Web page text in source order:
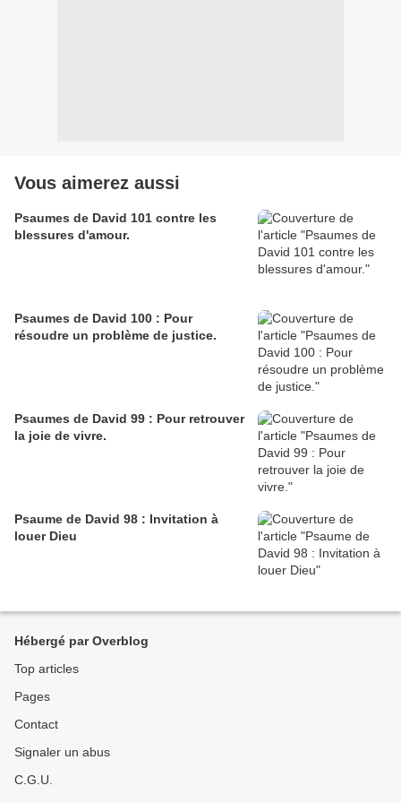
Vous aimerez aussi
Psaumes de David 101 contre les
blessures d'amour.
Psaumes de David 100 : Pour
résoudre un problème de justice.
Psaumes de David 99 : Pour retrouver
la joie de vivre.
Psaume de David 98 : Invitation à
louer Dieu
Hébergé par Overblog
Top articles
Pages
Contact
Signaler un abus
C.G.U.